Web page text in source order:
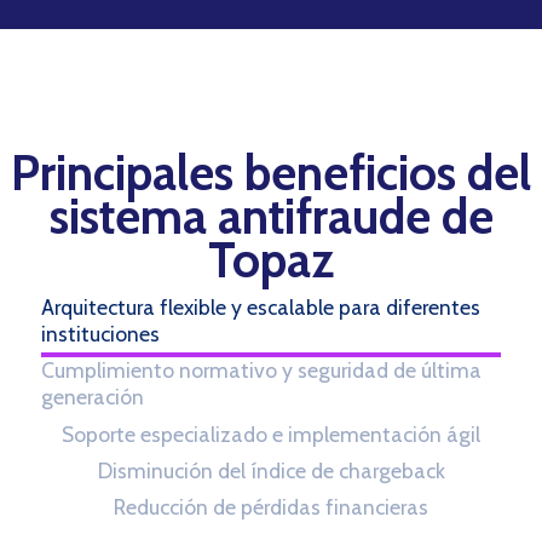
Principales beneficios del
sistema antifraude de
Topaz
Arquitectura flexible y escalable para diferentes
instituciones
Cumplimiento normativo y seguridad de última
generación
Soporte especializado e implementación ágil
Disminución del índice de chargeback
Reducción de pérdidas financieras